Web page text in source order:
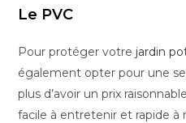
Le PVC
Pour protéger votre jardin
également opter pour une
plus d’avoir un prix
facile à entretenir et rapide